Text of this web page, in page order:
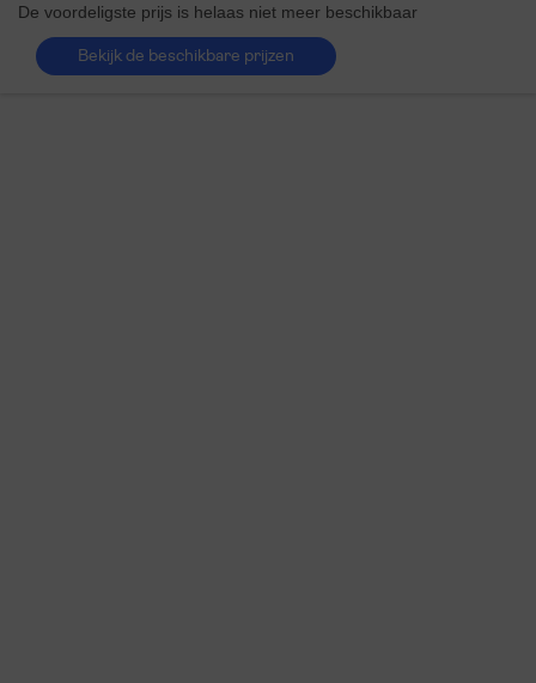
De voordeligste prijs is helaas niet meer beschikbaar
Bekijk de beschikbare prijzen